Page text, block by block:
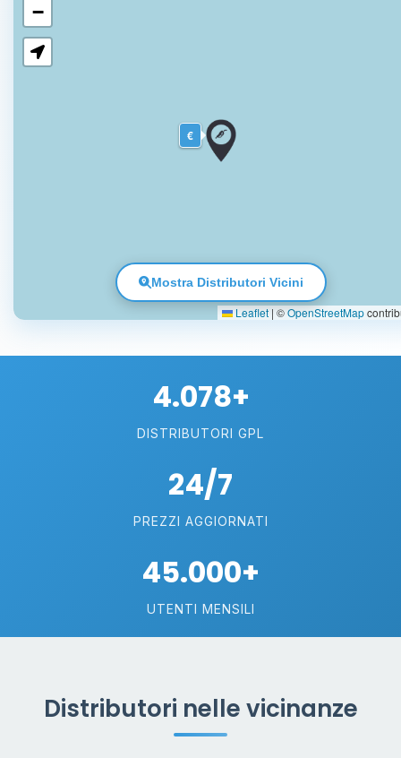
€
−
Leaflet | ©OpenStreetMap
Mostra Distributori Vicini
4.078+
DISTRIBUTORI GPL
24/7
PREZZI AGGIORNATI
45.000+
UTENTI MENSILI
Distributori nelle vicinanze